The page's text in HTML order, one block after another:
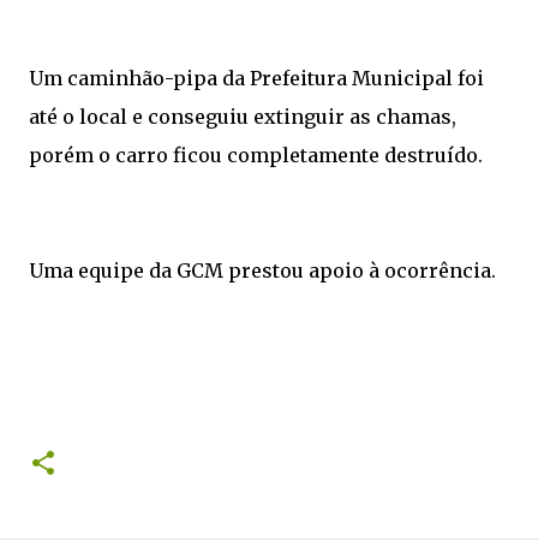
Um caminhão-pipa da Prefeitura Municipal foi
até o local e conseguiu extinguir as chamas,
porém o carro ficou completamente destruído.
Uma equipe da GCM prestou apoio à ocorrência.